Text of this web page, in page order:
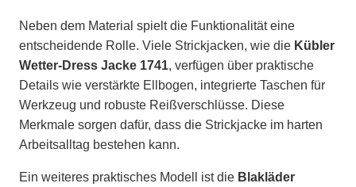
Neben dem Material spielt die Funktionalität eine
entscheidende Rolle. Viele Strickjacken, wie die Kübler
Wetter-Dress Jacke 1741, verfügen über praktische
Details wie verstärkte Ellbogen, integrierte Taschen für
Werkzeug und robuste Reißverschlüsse. Diese
Merkmale sorgen dafür, dass die Strickjacke im harten
Arbeitsalltag bestehen kann.
Ein weiteres praktisches Modell ist die Blakläder